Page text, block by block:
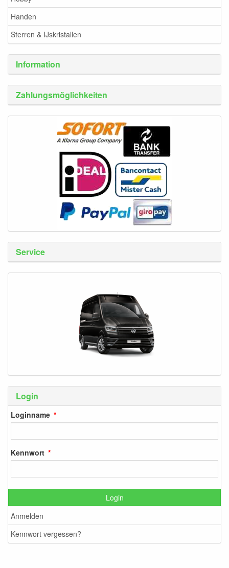
Handen
Sterren & IJskristallen
Information
Zahlungsmöglichkeiten
Service
Login
Loginname
Kennwort
Login
Anmelden
Kennwort vergessen?